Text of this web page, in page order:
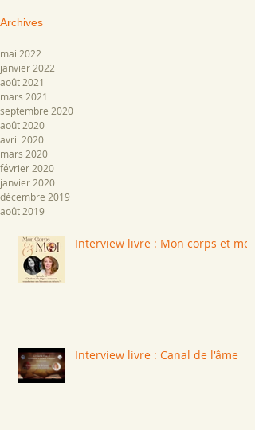
Archives
mai 2022
janvier 2022
août 2021
mars 2021
septembre 2020
août 2020
avril 2020
mars 2020
février 2020
janvier 2020
décembre 2019
août 2019
Interview livre : Mon corps et moi
Interview livre : Canal de l'âme